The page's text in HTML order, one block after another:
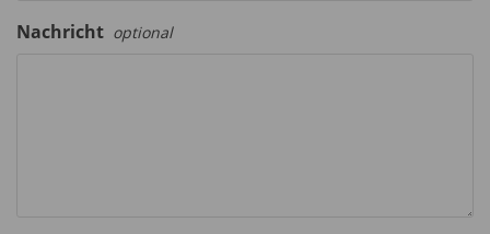
Nachricht optional